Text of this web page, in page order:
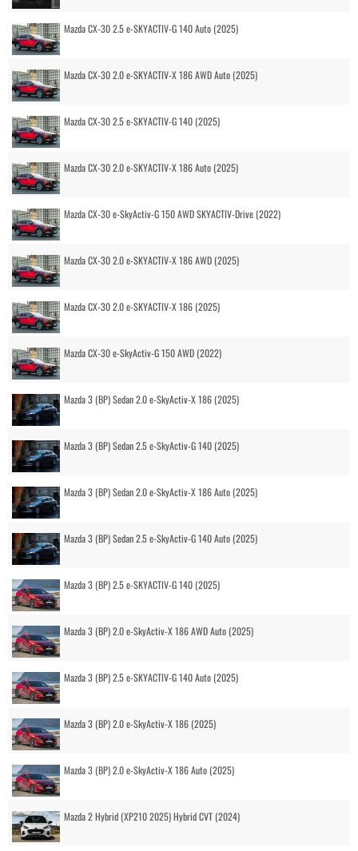
Mazda CX-30 2.5 e-SKYACTIV-G 140 Auto (2025)
Mazda CX-30 2.0 e-SKYACTIV-X 186 AWD Auto (2025)
Mazda CX-30 2.5 e-SKYACTIV-G 140 (2025)
Mazda CX-30 2.0 e-SKYACTIV-X 186 Auto (2025)
Mazda CX-30 e-SkyActiv-G 150 AWD SKYACTIV-Drive (2022)
Mazda CX-30 2.0 e-SKYACTIV-X 186 AWD (2025)
Mazda CX-30 2.0 e-SKYACTIV-X 186 (2025)
Mazda CX-30 e-SkyActiv-G 150 AWD (2022)
Mazda 3 (BP) Sedan 2.0 e-SkyActiv-X 186 (2025)
Mazda 3 (BP) Sedan 2.5 e-SkyActiv-G 140 (2025)
Mazda 3 (BP) Sedan 2.0 e-SkyActiv-X 186 Auto (2025)
Mazda 3 (BP) Sedan 2.5 e-SkyActiv-G 140 Auto (2025)
Mazda 3 (BP) 2.5 e-SKYACTIV-G 140 (2025)
Mazda 3 (BP) 2.0 e-SkyActiv-X 186 AWD Auto (2025)
Mazda 3 (BP) 2.5 e-SKYACTIV-G 140 Auto (2025)
Mazda 3 (BP) 2.0 e-SkyActiv-X 186 (2025)
Mazda 3 (BP) 2.0 e-SkyActiv-X 186 Auto (2025)
Mazda 2 Hybrid (XP210 2025) Hybrid CVT (2024)